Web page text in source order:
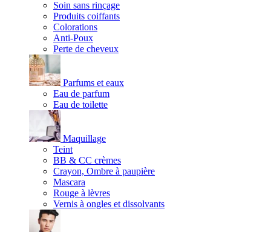
Soin sans rinçage
Produits coiffants
Colorations
Anti-Poux
Perte de cheveux
Parfums et eaux
Eau de parfum
Eau de toilette
Maquillage
Teint
BB & CC crèmes
Crayon, Ombre à paupière
Mascara
Rouge à lèvres
Vernis à ongles et dissolvants